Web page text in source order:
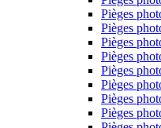
Pièges
Pièges
Pièges
Pièges
Pièges
Pièges
Pièges
Pièges